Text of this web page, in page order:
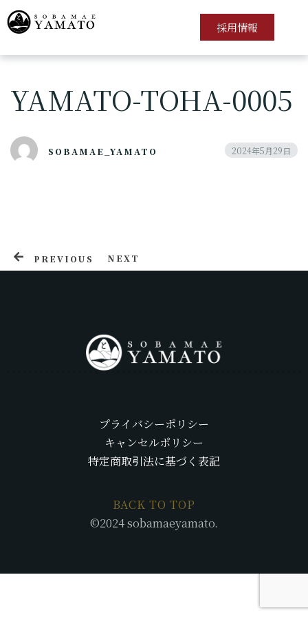
ホーム
採用情報
YAMATO-TOHA-0005
SOBAMAE_YAMATO 2024年5月29日
PREVIOUS NEXT
プライバシーポリシー
特定商取引法に基づく表記
プライバシーポリシー
キャンセルポリシー
特定商取引法に基づく表記
BACK TO TOP
©2024 sobamaeyamato.